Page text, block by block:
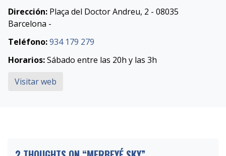
Dirección: Plaça del Doctor Andreu, 2 - 08035
Barcelona -
Teléfono:934 179 279
Horarios:Sábado entre las 20h y las 3h
Visitar web